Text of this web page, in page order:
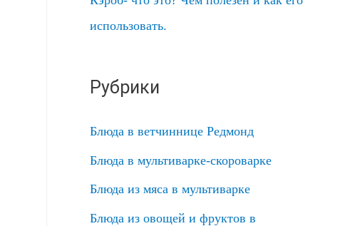
использовать.
Рубрики
Блюда в ветчиннице Редмонд
Блюда в мультиварке-скороварке
Блюда из мяса в мультиварке
Блюда из овощей и фруктов в